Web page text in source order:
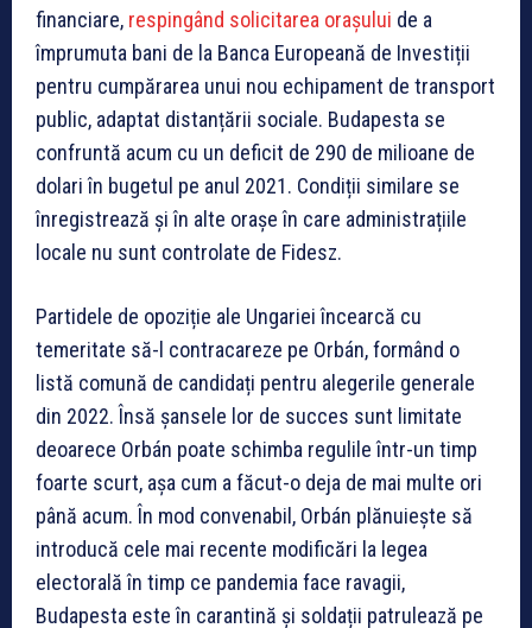
financiare, respingând solicitarea orașului de a
împrumuta bani de la Banca Europeană de Investiții
pentru cumpărarea unui nou echipament de transport
public, adaptat distanțării sociale. Budapesta se
confruntă acum cu un deficit de 290 de milioane de
dolari în bugetul pe anul 2021. Condiții similare se
înregistrează și în alte orașe în care administrațiile
locale nu sunt controlate de Fidesz.
Partidele de opoziție ale Ungariei încearcă cu
temeritate să-l contracareze pe Orbán, formând o
listă comună de candidați pentru alegerile generale
din 2022. Însă șansele lor de succes sunt limitate
deoarece Orbán poate schimba regulile într-un timp
foarte scurt, așa cum a făcut-o deja de mai multe ori
până acum. În mod convenabil, Orbán plănuiește să
introducă cele mai recente modificări la legea
electorală în timp ce pandemia face ravagii,
Budapesta este în carantină și soldații patrulează pe